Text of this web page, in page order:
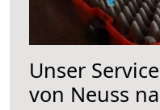
Unser
von Neuss